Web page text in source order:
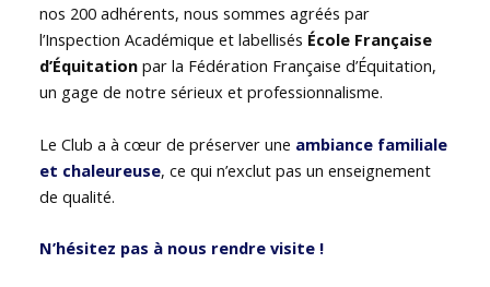
nos 200 adhérents, nous sommes agréés par
l’Inspection Académique et labellisés École Française
d’Équitation par la Fédération Française d’Équitation,
un gage de notre sérieux et professionnalisme.
Le Club a à cœur de préserver une ambiance familiale
et chaleureuse, ce qui n’exclut pas un enseignement
de qualité.
N’hésitez pas à nous rendre visite !